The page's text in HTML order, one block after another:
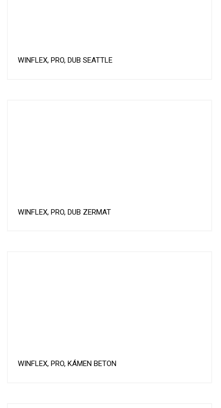
WINFLEX, PRO, DUB SEATTLE
WINFLEX, PRO, DUB ZERMAT
WINFLEX, PRO, KÁMEN BETON